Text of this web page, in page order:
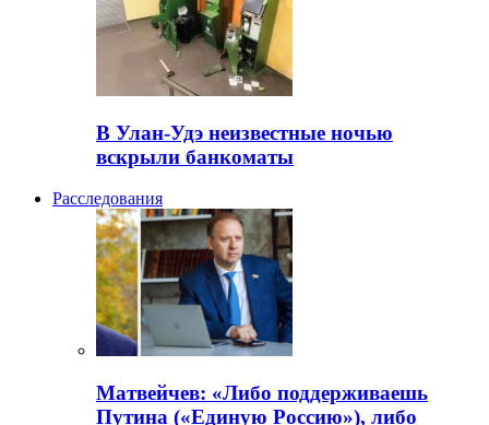
В Улан-Удэ неизвестные ночью
вскрыли банкоматы
Расследования
Матвейчев: «Либо поддерживаешь
Путина («Единую Россию»), либо